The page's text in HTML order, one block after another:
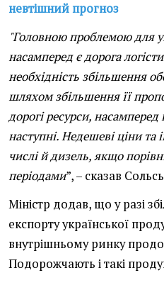
невтішний прогноз
"Головною проблемою для
насамперед є дорога
необхідність збільшення
шляхом збільшення її
дорогі ресурси, насамперед
наступні. Недешеві ціни та
числі й дизель, якщо
періодами”, – сказав
Міністр додав, що у разі
експорту української
внутрішньому ринку
Подорожчають і такі